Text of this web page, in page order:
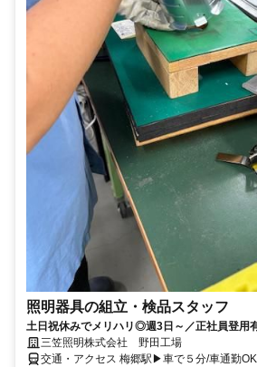
照明器具の組立・検品スタッフ
土日祝休みでメリハリ◎週3日～／正社員登用
三笠照明株式会社 野田工場
交通・アクセス 梅郷駅▶車で５分/車通勤